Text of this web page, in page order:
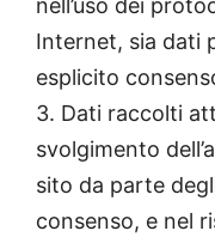
nell’uso dei
Internet, sia dati
esplicito
3. Dati raccolti
svolgimento
sito da parte
consenso, e nel